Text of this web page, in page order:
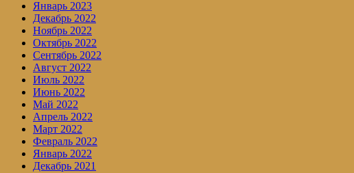
Январь 2023
Декабрь 2022
Ноябрь 2022
Октябрь 2022
Сентябрь 2022
Август 2022
Июль 2022
Июнь 2022
Май 2022
Апрель 2022
Март 2022
Февраль 2022
Январь 2022
Декабрь 2021